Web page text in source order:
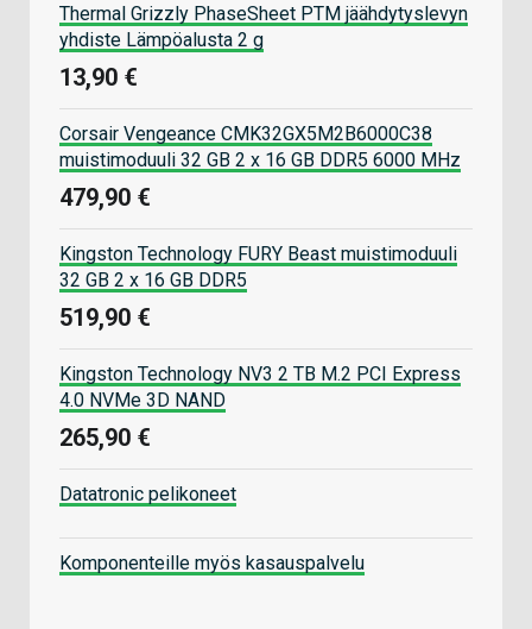
Thermal Grizzly PhaseSheet PTM jäähdytyslevyn
yhdiste Lämpöalusta 2 g
13,90 €
Corsair Vengeance CMK32GX5M2B6000C38
muistimoduuli 32 GB 2 x 16 GB DDR5 6000 MHz
479,90 €
Kingston Technology FURY Beast muistimoduuli
32 GB 2 x 16 GB DDR5
519,90 €
Kingston Technology NV3 2 TB M.2 PCI Express
4.0 NVMe 3D NAND
265,90 €
Datatronic pelikoneet
Komponenteille myös kasauspalvelu